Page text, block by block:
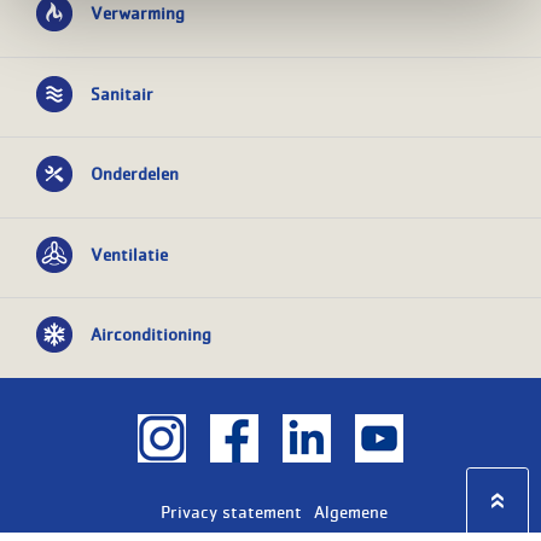
Verwarming
Sanitair
Onderdelen
Ventilatie
Airconditioning
Privacy statement
Algemene